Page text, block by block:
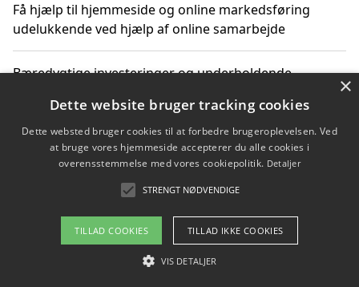
Få hjælp til hjemmeside og online markedsføring
udelukkende ved hjælp af online samarbejde
Bæredygtige investeringer og underholdende
Sådan kan online møder for virksomheder fremme
grønne investeringer
Copyright 2026 - Pilanto Aps
Om / kontakt
×
Dette website bruger tracking cookies
Dette websted bruger cookies til at forbedre brugeroplevelsen. Ved
at bruge vores hjemmeside accepterer du alle cookies i
overensstemmelse med vores cookiepolitik. Detaljer
STRENGT NØDVENDIGE
TILLAD COOKIES TILLAD IKKE COOKIES
VIS DETALJER